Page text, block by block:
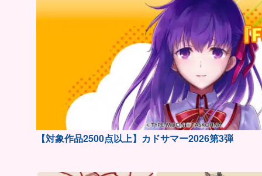
【対象作品2500点以上】カドサマー2026第3弾